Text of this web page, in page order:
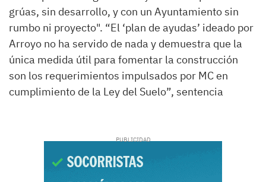
grúas, sin desarrollo, y con un Ayuntamiento sin
rumbo ni proyecto". “El ‘plan de ayudas’ ideado por
Arroyo no ha servido de nada y demuestra que la
única medida útil para fomentar la construcción
son los requerimientos impulsados por MC en
cumplimiento de la Ley del Suelo”, sentencia